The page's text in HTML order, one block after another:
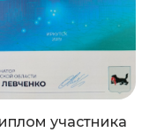
участника